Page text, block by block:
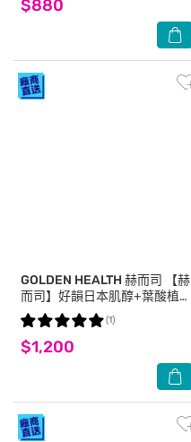
$880
GOLDEN HEALTH 赫而司
【赫
而司】好韻日本肌醇+葉酸植物
膠囊(90顆/罐)女性孕前補養配
方
$1,200
(1)